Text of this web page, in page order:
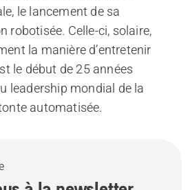
le lancement de sa
robotisée. Celle-ci, solaire,
la manière d’entretenir
le début de 25 années
leadership mondial de la
automatisée.